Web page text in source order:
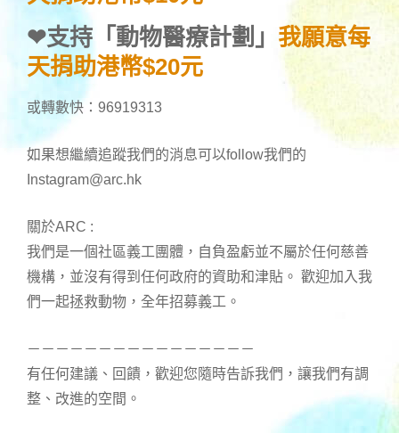
❤支持「動物醫療計劃」 我願意每
天捐助港幣$20元
或轉數快：96919313
如果想繼續追蹤我們的消息可以follow我們的
Instagram@arc.hk
關於ARC :
我們是一個社區義工團體，自負盈虧並不屬於任何慈善
機構，並沒有得到任何政府的資助和津貼。 歡迎加入我
們一起拯救動物，全年招募義工。
－－－－－－－－－－－－－－－－
有任何建議、回饋，歡迎您隨時告訴我們，讓我們有調
整、改進的空間。